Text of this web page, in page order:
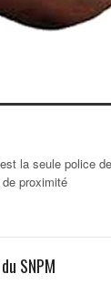
la seule police
proximité
SNPM